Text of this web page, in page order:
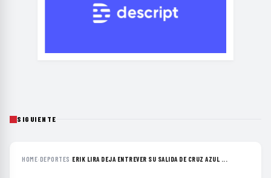
SIGUIENTE
HOME›DEPORTES ›ERIK LIRA DEJA ENTREVER SU SALIDA DE CRUZ AZUL ...